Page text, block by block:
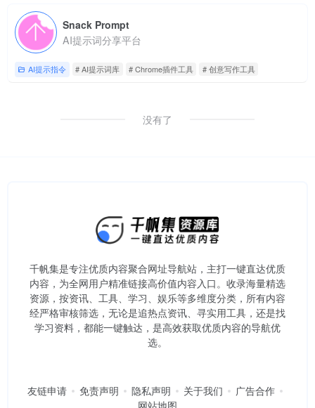
Snack Prompt
AI提示词分享平台
AI提示指令 # AI提示词库 # Chrome插件工具 # 创意写作工具
没有了
千帆集是专注优质内容聚合网址导航站，主打一键直达优质
内容，为全网用户精准链接高价值内容入口。​收录海量精选
资源，按资讯、工具、学习、娱乐等多维度分类，所有内容
经严格审核筛选，无论是追热点资讯、寻实用工具，还是找
学习资料，都能一键触达，是高效获取优质内容的导航优
选。
友链申请 免责声明 隐私声明 关于我们
广告合作
网站地图